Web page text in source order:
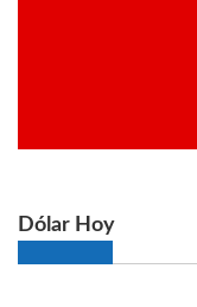
Dólar Hoy